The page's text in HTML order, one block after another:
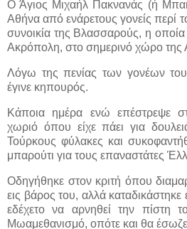
Ο Άγιος Μιχαήλ Πακνανάς (ή
Αθήνα από ενάρετους γονείς περί
συνοικία της Βλασσαρούς, η
Ακρόπολη, στο σημερινό χώρο της
Λόγω της πενίας των γονέων
έγινε κηπουρός.
Κάποια ημέρα ενώ επέστρεψε
χωριό όπου είχε πάει για
Τούρκους φύλακες και
μπαρούτι για τους επαναστάτες
Οδηγήθηκε στον κριτή όπου
εις βάρος του, αλλά καταδικάστηκε
εδέχετο να αρνηθεί την πίστη
Μωαμεθανισμό, οπότε και θα